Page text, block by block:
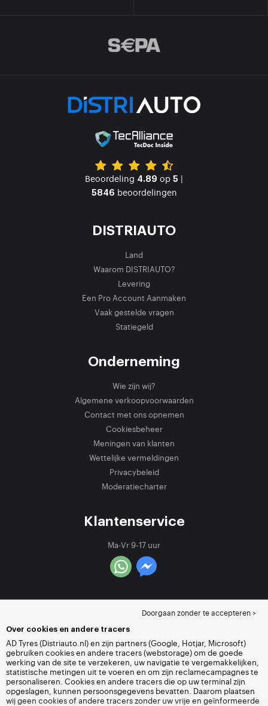
Beoordeling 4.89 op 5 |
5846 beoordelingen
DISTRIAUTO
Land
Waarom DISTRIAUTO?
Levering
Een Pro Account Aanmaken
Vaak gestelde vragen
Statiegeld
Onderneming
Wie zijn wij?
Algemene verkoopvoorwaarden
Contact met ons opnemen
Cookiesbeheer
Meningen van klanten
Wettelijke vermeldingen
Privacybeleid
Moderatiecharter
Klantenservice
Ma-Vr 9-17 uur
Doorgaan zonder te accepteren >
Over cookies en andere tracers
AD Tyres (Distriauto.nl) en zijn partners (Google, Hotjar, Microsoft)
gebruiken cookies en andere tracers (webstorage) om de goede
werking van de site te verzekeren, uw navigatie te vergemakkelijken,
statistische metingen uit te voeren en om zijn reclamecampagnes te
personaliseren. Cookies en andere tracers die op uw terminal zijn
opgeslagen, kunnen persoonsgegevens bevatten. Daarom plaatsen
wij geen cookies of andere tracers zonder uw vrije en geïnformeerde